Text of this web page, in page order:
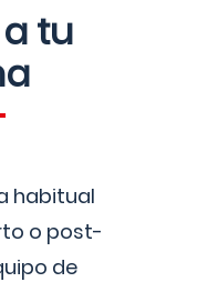
tu
habitual
o post-
de